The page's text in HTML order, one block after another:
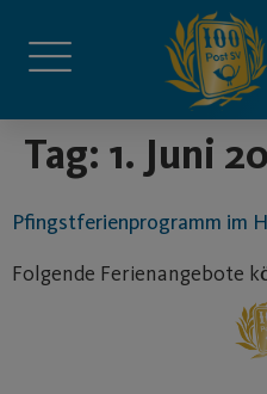
Tag: 1. Juni
Pfingstferienprogramm im
Folgende Ferienangebote